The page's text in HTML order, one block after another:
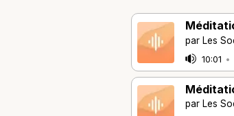
par Les
10:01 •
par Les